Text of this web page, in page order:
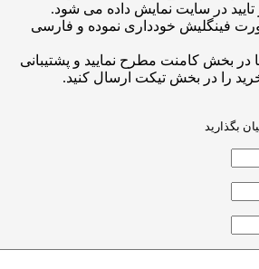
سایت نمایش داده می شود.
خودداری نموده و فارسی
کامنت مطرح نمایید و پشتیبانی
بخش تیکت ارسال کنید.